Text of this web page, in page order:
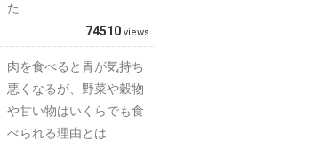
た
74510 views
肉を食べると胃が気持ち
悪くなるが、野菜や穀物
や甘い物はいくらでも食
べられる理由とは